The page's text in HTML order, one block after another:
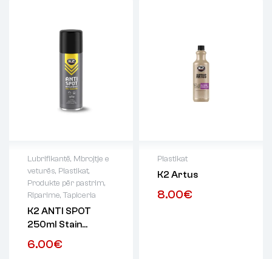
Lubrifikantë, Mbrojtje e
veturës, Plastikat,
Produkte për pastrim,
Riparime,Tapiceria
K2 ANTI SPOT
250ml Stain
Remover, Glue
Remover
6.00€
Plastikat
K2 Artus
8.00€